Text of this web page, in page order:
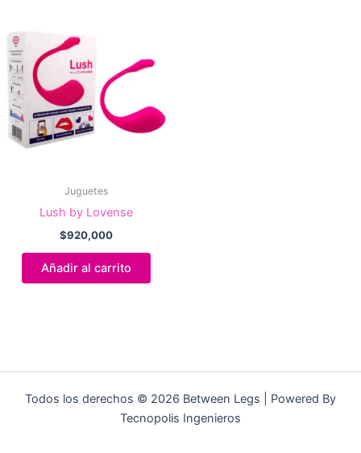
Juguetes
Lush by Lovense
$920,000
Añadir al carrito
Todos los derechos © 2026 Between Legs | Powered By
Tecnopolis Ingenieros